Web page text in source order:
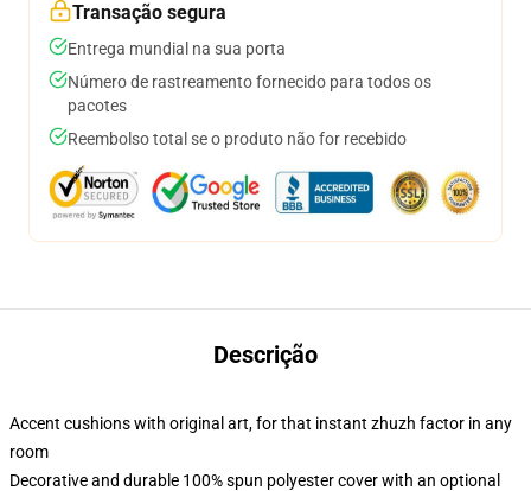
Transação segura
Entrega mundial na sua porta
Número de rastreamento fornecido para todos os
pacotes
Reembolso total se o produto não for recebido
Descrição
Accent cushions with original art, for that instant zhuzh factor in any
room
Decorative and durable 100% spun polyester cover with an optional